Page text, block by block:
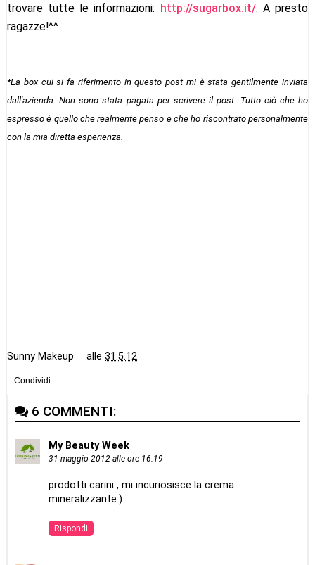
trovare tutte le informazioni: http://sugarbox.it/. A presto
ragazze!^^
*La box cui si fa riferimento in questo post mi è stata gentilmente inviata
dall'azienda Non sono stata pagata per scrivere il post. Tutto ciò che ho
espresso è quello che realmente penso e che ho riscontrato personalmente
con la mia diretta esperienza.
Sunny Makeup alle31.5.12
Condividi
6 COMMENTI:
My Beauty Week
31 maggio 2012 alle ore 16:19
prodotti carini , mi incuriosisce la crema
mineralizzante:)
Rispondi